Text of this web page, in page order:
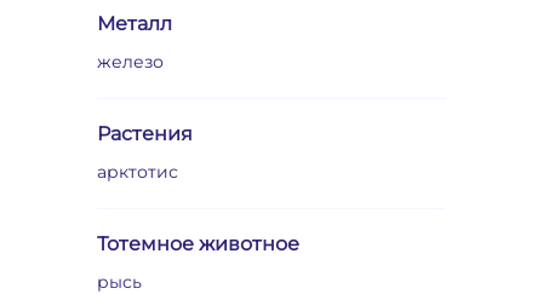
Металл
железо
Растения
арктотис
Тотемное животное
рысь